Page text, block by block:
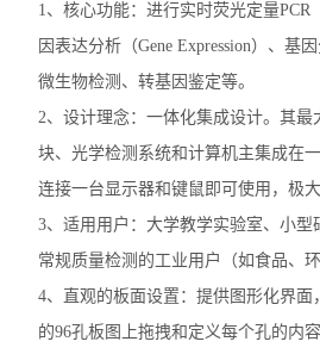
赛默飞Countess™ 3FL细胞计数仪
光度计
凝胶成像系统
酶标仪
1、核心功能：进行实时荧光定量PCR
因表达分析（Gene Expression）、基
微生物检测、转基因鉴定等。
2、设计理念：一体化集成设计。其最
块、光学检测系统和计算机主集成在
连接一台显示器和键鼠即可使用，极
3、适用用户：大学教学实验室、小型
常规质量检测的工业用户（如食品、环
4、直观的板面设置：提供图形化界面
的96孔板图上拖拽和定义每个孔的内